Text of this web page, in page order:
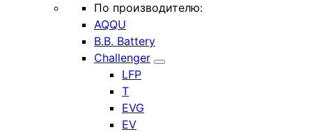
По производителю:
AQQU
B.B. Battery
Challenger
LFP
T
EVG
EV